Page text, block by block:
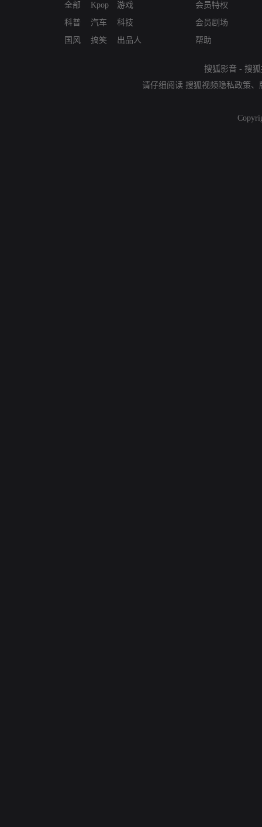
全部
科普
国风
Kpop
汽车
搞笑
游戏
科技
出品人
会员特权
会员剧场
帮助
搜狐影音 - 搜
请仔细阅读 搜狐视频隐私政策、